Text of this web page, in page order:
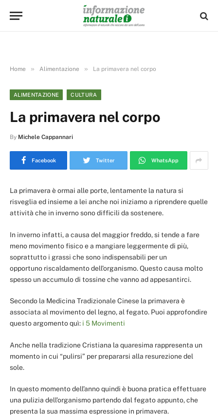
Home » Alimentazione » La primavera nel corpo
ALIMENTAZIONE CULTURA
La primavera nel corpo
By Michele Cappannari
Facebook Twitter WhatsApp
La primavera è ormai alle porte, lentamente la natura si
risveglia ed insieme a lei anche noi iniziamo a riprendere quelle
attività che in inverno sono difficili da sostenere.
In inverno infatti, a causa del maggior freddo, si tende a fare
meno movimento fisico e a mangiare leggermente di più,
soprattutto i grassi che sono indispensabili per un
opportuno riscaldamento dell’organismo. Questo causa molto
spesso un accumulo di tossine che vanno ad appesantirci.
Secondo la Medicina Tradizionale Cinese la primavera è
associata al movimento del legno, al fegato. Puoi approfondire
questo argomento quì: i 5 Movimenti
Anche nella tradizione Cristiana la quaresima rappresenta un
momento in cui “pulirsi” per prepararsi alla resurezione del
sole.
In questo momento dell’anno quindi è buona pratica effettuare
una pulizia dell’organismo partendo dal fegato appunto, che
presenta la sua massima espressione in primavera.